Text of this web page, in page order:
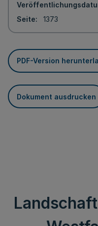
Seite
1373
PDF-Version
Dokument ausdrucken